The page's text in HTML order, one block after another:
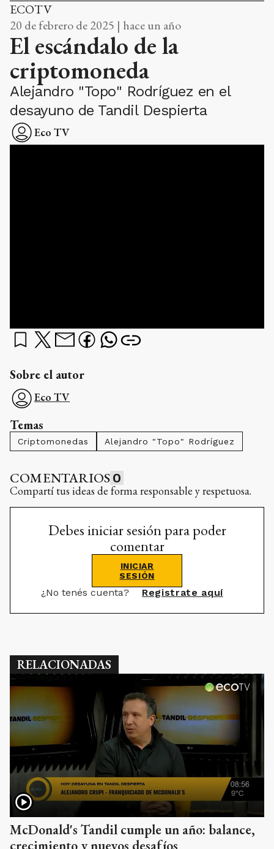
ECOTV
20 de febrero de 2025 | hace un año
El escándalo de la
criptomoneda
Alejandro "Topo" Rodríguez en el
desayuno de Tandil Despierta
Eco TV
Sobre el autor
Eco TV
Temas
Criptomonedas Alejandro "Topo" Rodríguez
COMENTARIOS 0
Compartí tus ideas de forma responsable y respetuosa.
Debes iniciar sesión para poder
comentar
INICIAR
SESIÓN
¿No tenés cuenta? Registrate aquí
RELACIONADAS
McDonald's Tandil cumple un año: balance,
crecimiento y nuevos desafíos